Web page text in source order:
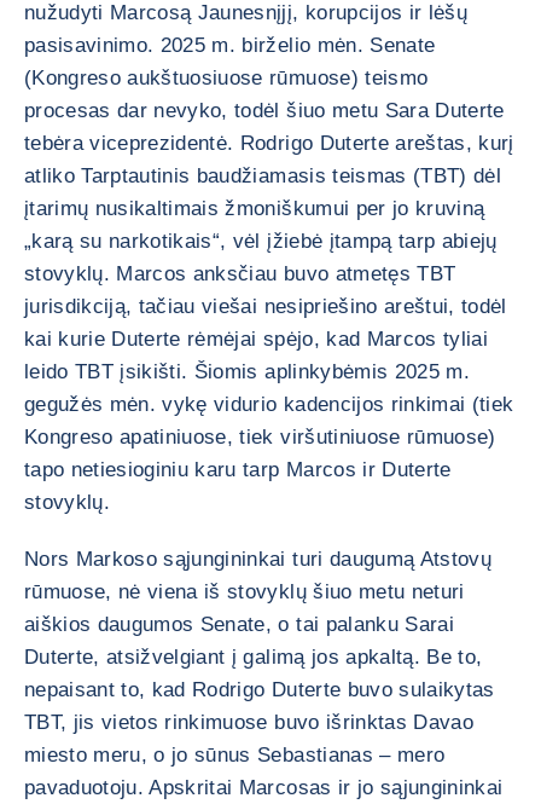
nužudyti Marcosą Jaunesnįjį, korupcijos ir lėšų
pasisavinimo. 2025 m. birželio mėn. Senate
(Kongreso aukštuosiuose rūmuose) teismo
procesas dar nevyko, todėl šiuo metu Sara Duterte
tebėra viceprezidentė. Rodrigo Duterte areštas, kurį
atliko Tarptautinis baudžiamasis teismas (TBT) dėl
įtarimų nusikaltimais žmoniškumui per jo kruviną
„karą su narkotikais“, vėl įžiebė įtampą tarp abiejų
stovyklų. Marcos anksčiau buvo atmetęs TBT
jurisdikciją, tačiau viešai nesipriešino areštui, todėl
kai kurie Duterte rėmėjai spėjo, kad Marcos tyliai
leido TBT įsikišti. Šiomis aplinkybėmis 2025 m.
gegužės mėn. vykę vidurio kadencijos rinkimai (tiek
Kongreso apatiniuose, tiek viršutiniuose rūmuose)
tapo netiesioginiu karu tarp Marcos ir Duterte
stovyklų.
Nors Markoso sąjungininkai turi daugumą Atstovų
rūmuose, nė viena iš stovyklų šiuo metu neturi
aiškios daugumos Senate, o tai palanku Sarai
Duterte, atsižvelgiant į galimą jos apkaltą. Be to,
nepaisant to, kad Rodrigo Duterte buvo sulaikytas
TBT, jis vietos rinkimuose buvo išrinktas Davao
miesto meru, o jo sūnus Sebastianas – mero
pavaduotoju. Apskritai Marcosas ir jo sąjungininkai